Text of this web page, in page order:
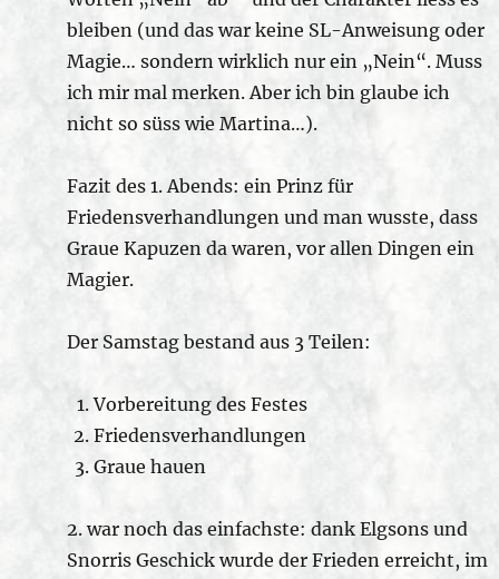
bleiben (und das war keine SL-Anweisung oder
Magie… sondern wirklich nur ein „Nein“. Muss
ich mir mal merken. Aber ich bin glaube ich
nicht so süss wie Martina…).
Fazit des 1. Abends: ein Prinz für
Friedensverhandlungen und man wusste, dass
Graue Kapuzen da waren, vor allen Dingen ein
Magier.
Der Samstag bestand aus 3 Teilen:
Vorbereitung des Festes
Friedensverhandlungen
Graue hauen
2. war noch das einfachste: dank Elgsons und
Snorris Geschick wurde der Frieden erreicht, im